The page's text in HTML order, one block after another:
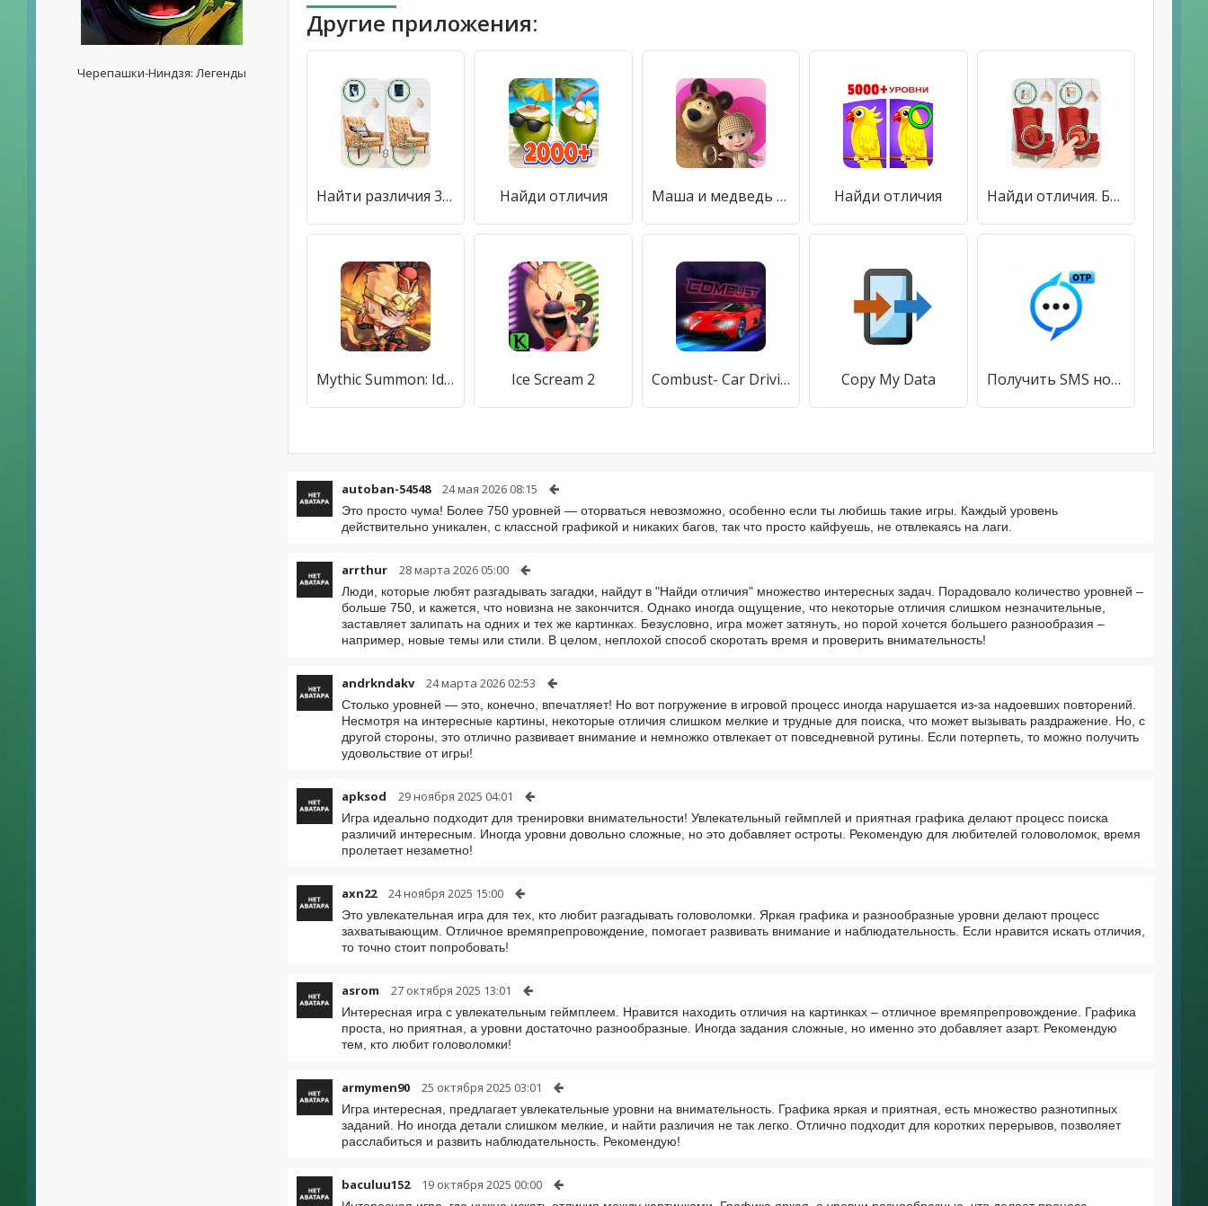
Черепашки-Ниндзя: Легенды
Другие приложения:
Найти различия 300 уровней найди отличия бесплатно Найди отличия Маша и медведь - Найди отличия Найди отличия Найди отличия. Более 750 уровней
Mythic Summon: Idle RPG Ice Scream 2 Combust- Car Driving Simulator Copy My Data Получить SMS номер телефон США
autoban-54548 24 мая 2026 08:15
Это просто чума! Более 750 уровней — оторваться невозможно, особенно если ты любишь такие игры. Каждый уровень
действительно уникален, с классной графикой и никаких багов, так что просто кайфуешь, не отвлекаясь на лаги.
arrthur 28 марта 2026 05:00
Люди, которые любят разгадывать загадки, найдут в "Найди отличия" множество интересных задач. Порадовало количество уровней –
больше 750, и кажется, что новизна не закончится. Однако иногда ощущение, что некоторые отличия слишком незначительные,
заставляет залипать на одних и тех же картинках. Безусловно, игра может затянуть, но порой хочется большего разнообразия –
например, новые темы или стили. В целом, неплохой способ скоротать время и проверить внимательность!
andrkndakv 24 марта 2026 02:53
Столько уровней — это, конечно, впечатляет! Но вот погружение в игровой процесс иногда нарушается из-за надоевших повторений.
Несмотря на интересные картины, некоторые отличия слишком мелкие и трудные для поиска, что может вызывать раздражение. Но, с
другой стороны, это отлично развивает внимание и немножко отвлекает от повседневной рутины. Если потерпеть, то можно получить
удовольствие от игры!
apksod 29 ноября 2025 04:01
Игра идеально подходит для тренировки внимательности! Увлекательный геймплей и приятная графика делают процесс поиска
различий интересным. Иногда уровни довольно сложные, но это добавляет остроты. Рекомендую для любителей головоломок, время
пролетает незаметно!
axn22 24 ноября 2025 15:00
Это увлекательная игра для тех, кто любит разгадывать головоломки. Яркая графика и разнообразные уровни делают процесс
захватывающим. Отличное времяпрепровождение, помогает развивать внимание и наблюдательность. Если нравится искать отличия,
то точно стоит попробовать!
asrom 27 октября 2025 13:01
Интересная игра с увлекательным геймплеем. Нравится находить отличия на картинках – отличное времяпрепровождение. Графика
проста, но приятная, а уровни достаточно разнообразные. Иногда задания сложные, но именно это добавляет азарт. Рекомендую
тем, кто любит головоломки!
armymen90 25 октября 2025 03:01
Игра интересная, предлагает увлекательные уровни на внимательность. Графика яркая и приятная, есть множество разнотипных
заданий. Но иногда детали слишком мелкие, и найти различия не так легко. Отлично подходит для коротких перерывов, позволяет
расслабиться и развить наблюдательность. Рекомендую!
baculuu152 19 октября 2025 00:00